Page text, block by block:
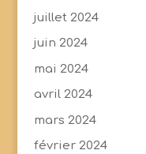
juillet 2024
juin 2024
mai 2024
avril 2024
mars 2024
février 2024